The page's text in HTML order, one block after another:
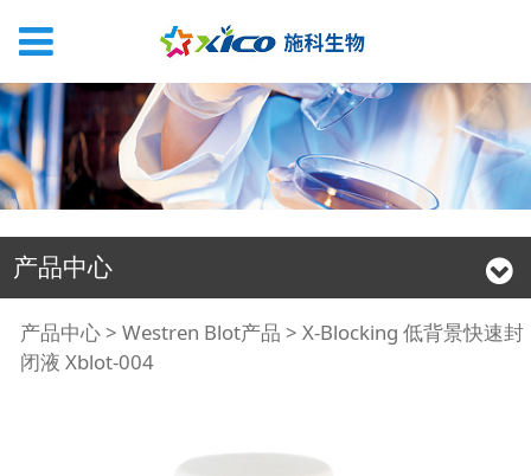
产品中心
X-Blocking 低背景快速
产品中心> Westren Blot产品 > X-Blocking 低背景快速封
闭液 Xblot-004